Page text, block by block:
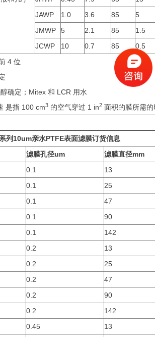
JAWP
1.0 3.6 85
5
JMWP
5 2.1 85
1.5
JCWP
10 0.7 85 0.5
4 位
确定；Mitex 和 LCR 用水
是指 100 cm3的空气穿过 1 in2面积的膜所需的
列10um亲水PTFE表面滤膜订货信息
滤膜孔径um
滤膜直径mm
0.1
13
0.1
25
0.1
47
0.1
90
0.1
142
0.2
13
0.2
25
0.2
47
0.2
90
0.2
142
0.45
13